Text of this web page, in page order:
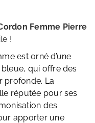
Femme Pierre
!
est orné d’une
qui offre des
profonde. La
réputée pour ses
des
apporter une